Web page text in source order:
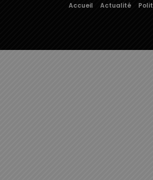
Accueil Actualité